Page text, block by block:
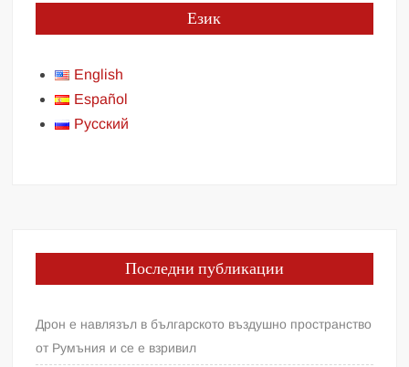
Език
English
Español
Русский
Последни публикации
Дрон е навлязъл в българското въздушно пространство
от Румъния и се е взривил